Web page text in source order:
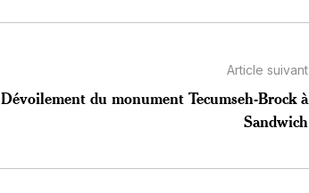
Article suivant
Dévoilement du monument Tecumseh-Brock à
Sandwich